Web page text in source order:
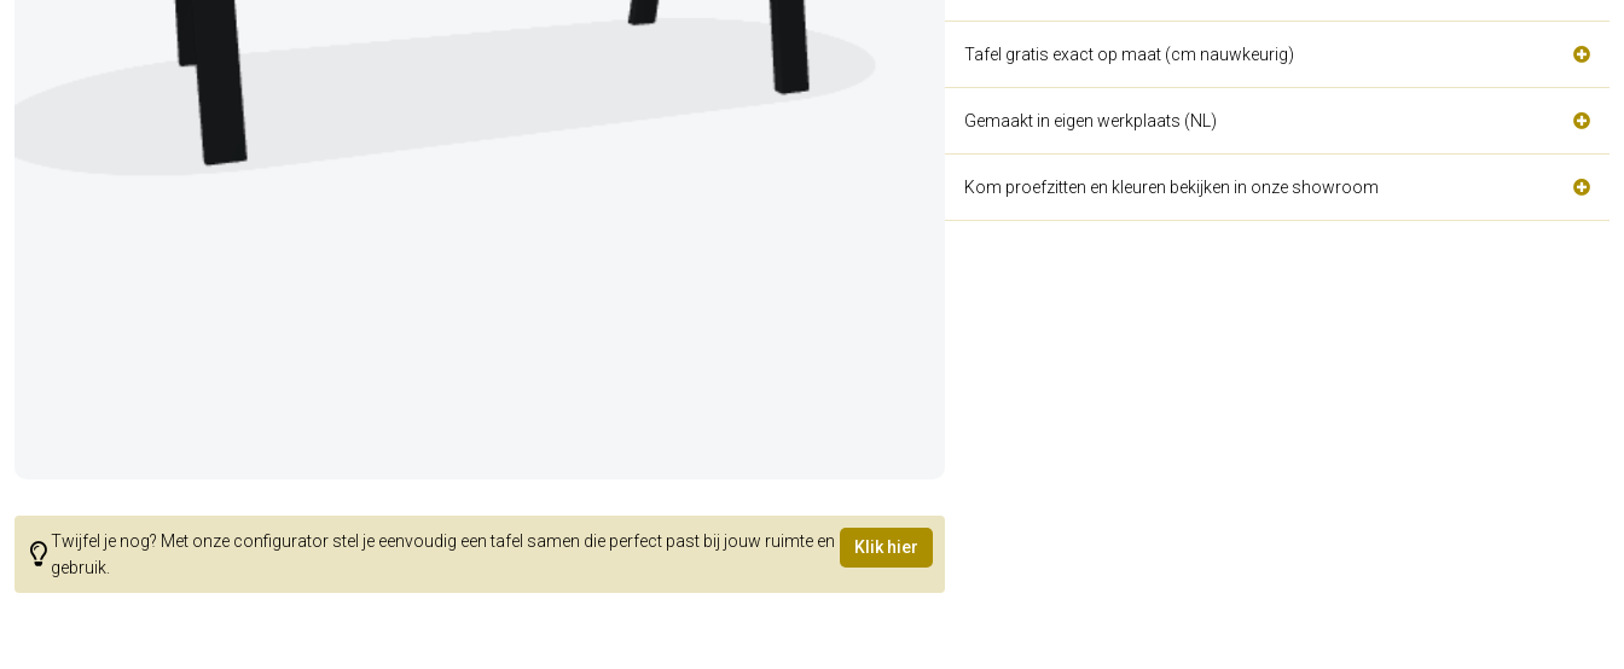
Twijfel je nog? Met onze configurator stel je eenvoudig een tafel samen die perfect past bij jouw ruimte en
gebruik.
Klik hier
Tafel gratis exact op maat (cm nauwkeurig)
Gemaakt in eigen werkplaats (NL)
Kom proefzitten en kleuren bekijken in onze showroom